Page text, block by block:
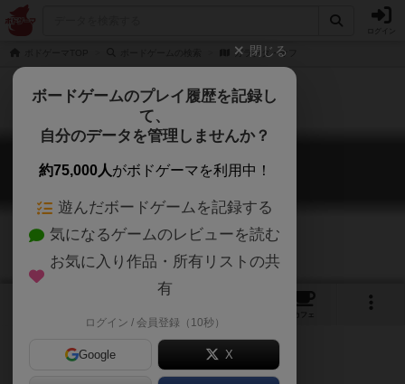
ガラクタ・オフ
ガラクタ・オフ
Garakuta Off
カフェ
閉じる
ボードゲームのプレイ履歴を記録し
て、
自分のデータを管理しませんか？
約75,000人がボドゲーマを利用中！
遊んだボードゲームを記録する
気になるゲームのレビューを読む
お気に入り作品・所有リストの共
有
ログイン / 会員登録（10秒）
Google X